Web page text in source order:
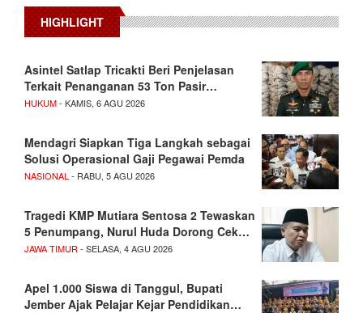
HIGHLIGHT
Asintel Satlap Tricakti Beri Penjelasan
Terkait Penanganan 53 Ton Pasir…
HUKUM- KAMIS, 6 AGU 2026
Mendagri Siapkan Tiga Langkah sebagai
Solusi Operasional Gaji Pegawai Pemda
NASIONAL - RABU, 5 AGU 2026
Tragedi KMP Mutiara Sentosa 2 Tewaskan
5 Penumpang, Nurul Huda Dorong Cek…
JAWA TIMUR - SELASA, 4 AGU 2026
Apel 1.000 Siswa di Tanggul, Bupati
Jember Ajak Pelajar Kejar Pendidikan…